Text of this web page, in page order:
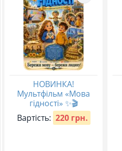
НОВИНКА!
Мультфільм «Мова
гідності» ✨🎬
Вартість: 220 грн.